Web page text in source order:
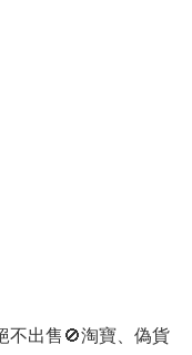
不出售🚫淘寶、偽貨